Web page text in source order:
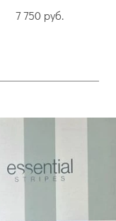
7 750 руб.